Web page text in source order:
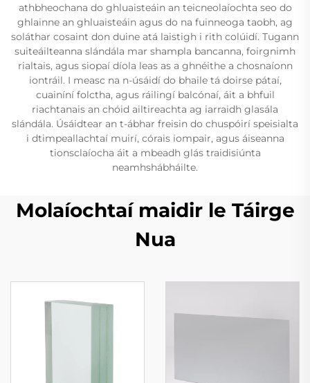
athbheochana do ghluaisteáin an teicneolaíochta seo do
ghlainne an ghluaisteáin agus do na fuinneoga taobh, ag
soláthar cosaint don duine atá laistigh i rith colúidí. Tugann
suiteáilteanna slándála mar shampla bancanna, foirgnimh
rialtais, agus siopaí díola leas as a ghnéithe a chosnaíonn
iontráil. I measc na n-úsáidí do bhaile tá doirse pátaí,
cuainíní folctha, agus ráilingí balcónaí, áit a bhfuil
riachtanais an chóid ailtireachta ag iarraidh glasála
slándála. Úsáidtear an t-ábhar freisin do chuspóirí speisialta
i dtimpeallachtaí muirí, córais iompair, agus áiseanna
tionsclaíocha áit a mbeadh glás traidisiúnta
neamhshábháilte.
Molaíochtaí maidir le Táirge
Nua